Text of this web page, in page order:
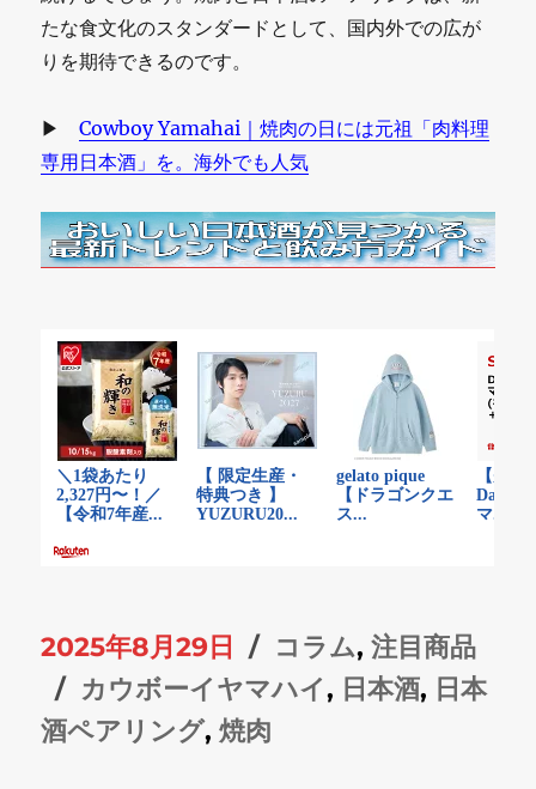
たな食文化のスタンダードとして、国内外での広が
りを期待できるのです。
▶Cowboy Yamahai｜焼肉の日には元祖「肉料理
専用日本酒」を。海外でも人気
投
稿
日:
2025年8月29日
カ
テ
コラム,注目商品
タ
グ
カウボーイヤマハイ, 日本酒, 日本
酒ペアリング,焼肉